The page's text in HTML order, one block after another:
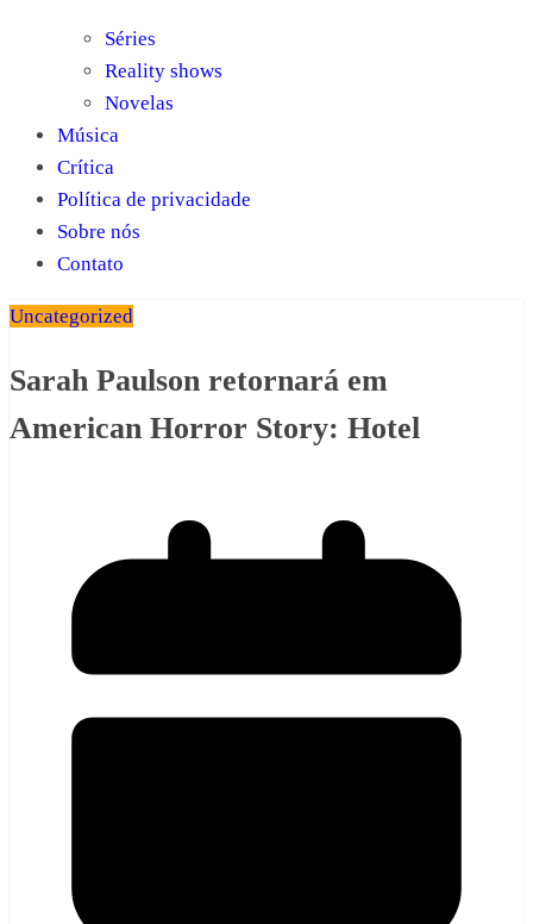
Séries
Reality shows
Novelas
Música
Crítica
Política de privacidade
Sobre nós
Contato
Uncategorized
Sarah Paulson retornará em
American Horror Story: Hotel